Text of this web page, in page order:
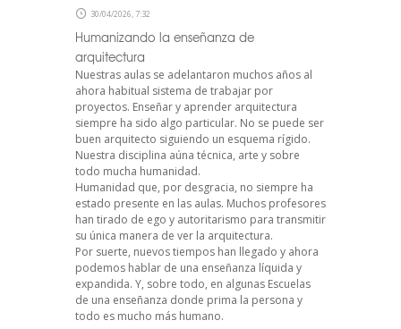
30/04/2026, 7:32
Humanizando la enseñanza de
arquitectura
Nuestras aulas se adelantaron muchos años al
ahora habitual sistema de trabajar por
proyectos. Enseñar y aprender arquitectura
siempre ha sido algo particular. No se puede ser
buen arquitecto siguiendo un esquema rígido.
Nuestra disciplina aúna técnica, arte y sobre
todo mucha humanidad.
Humanidad que, por desgracia, no siempre ha
estado presente en las aulas. Muchos profesores
han tirado de ego y autoritarismo para transmitir
su única manera de ver la arquitectura.
Por suerte, nuevos tiempos han llegado y ahora
podemos hablar de una enseñanza líquida y
expandida. Y, sobre todo, en algunas Escuelas
de una enseñanza donde prima la persona y
todo es mucho más humano.